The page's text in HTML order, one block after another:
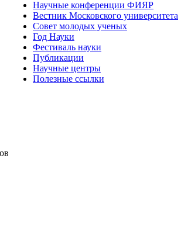
Научные конференции ФИЯР
Вестник Московского университета
Совет молодых ученых
Год Науки
Фестиваль науки
Публикации
Научные центры
Полезные ссылки